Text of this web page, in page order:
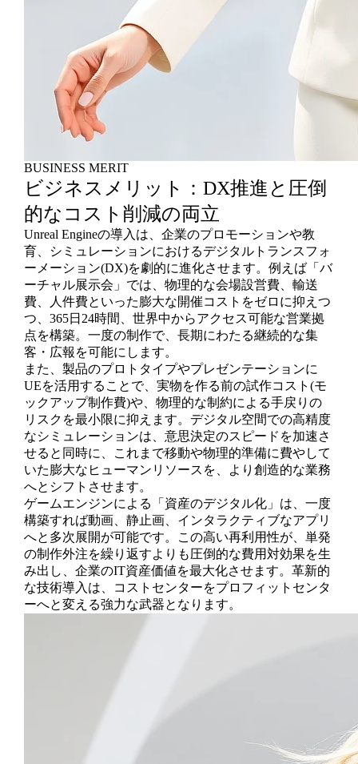
BUSINESS MERIT
ビジネスメリット：DX推進と圧倒
的なコスト削減の両立
Unreal Engineの導入は、企業のプロモーションや教
育、シミュレーションにおけるデジタルトランスフォ
ーメーション(DX)を劇的に進化させます。例えば「バ
ーチャル展示会」では、物理的な会場設営費、輸送
費、人件費といった膨大な開催コストをゼロに抑えつ
つ、365日24時間、世界中からアクセス可能な営業拠
点を構築。一度の制作で、長期にわたる継続的な集
客・広報を可能にします。
また、製品のプロトタイプやプレゼンテーションに
UEを活用することで、実物を作る前の試作コスト(モ
ックアップ制作費)や、物理的な制約による手戻りの
リスクを最小限に抑えます。デジタル空間での高精度
なシミュレーションは、意思決定のスピードを加速さ
せると同時に、これまで移動や物理的準備に費やして
いた膨大なヒューマンリソースを、より創造的な業務
へとシフトさせます。
ゲームエンジンによる「資産のデジタル化」は、一度
構築すれば動画、静止画、インタラクティブなアプリ
へと多次展開が可能です。この高い再利用性が、単発
の制作外注を繰り返すよりも圧倒的な費用対効果を生
み出し、企業のIT資産価値を最大化させます。革新的
な技術導入は、コストセンターをプロフィットセンタ
ーへと変える強力な武器となります。